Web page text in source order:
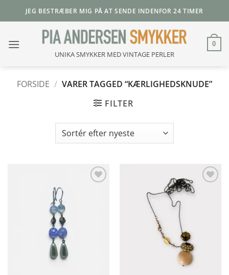
JEG BESTRÆBER MIG PÅ AT SENDE INDENFOR 24 TIMER
UNIKA SMYKKER MED VINTAGE PERLER
0
FORSIDE / VARER TAGGED “KÆRLIGHEDSKNUDE”
FILTER